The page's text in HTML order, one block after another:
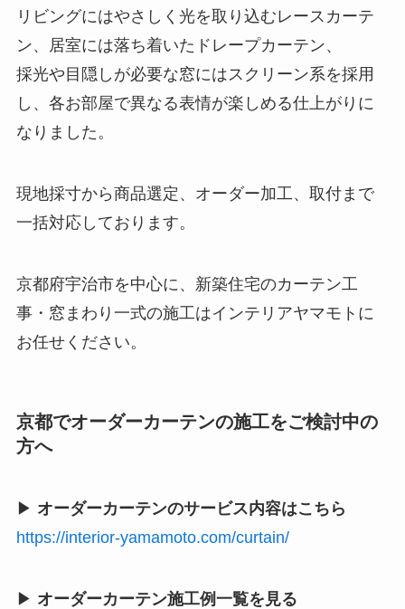
リビングにはやさしく光を取り込むレースカーテ
ン、居室には落ち着いたドレープカーテン、
採光や目隠しが必要な窓にはスクリーン系を採用
し、各お部屋で異なる表情が楽しめる仕上がりに
なりました。
現地採寸から商品選定、オーダー加工、取付まで
一括対応しております。
京都府宇治市を中心に、新築住宅のカーテン工
事・窓まわり一式の施工はインテリアヤマモトに
お任せください。
京都でオーダーカーテンの施工をご検討中の
方へ
▶ オーダーカーテンのサービス内容はこちら
https://interior-yamamoto.com/curtain/
▶ オーダーカーテン施工例一覧を見る